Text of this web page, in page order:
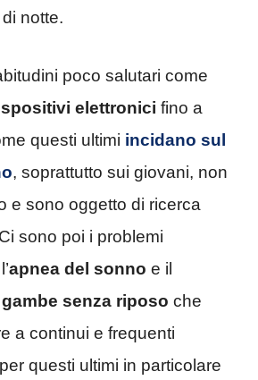
notte.
poco salutari come
elettronici fino a
questi ultimi incidano sul
, soprattutto sui giovani, non
e sono oggetto di ricerca
sono poi i problemi
apnea del sonno e il
senza riposo che
a continui e frequenti
questi ultimi in particolare